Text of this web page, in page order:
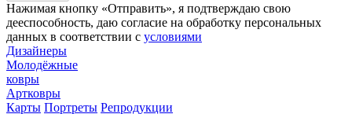
Нажимая кнопку «Отправить», я подтверждаю свою
дееспособность, даю согласие на обработку персональных
данных в соответствии с условиями
Дизайнеры
Молодёжные
ковры
Артковры
Карты Портреты Репродукции